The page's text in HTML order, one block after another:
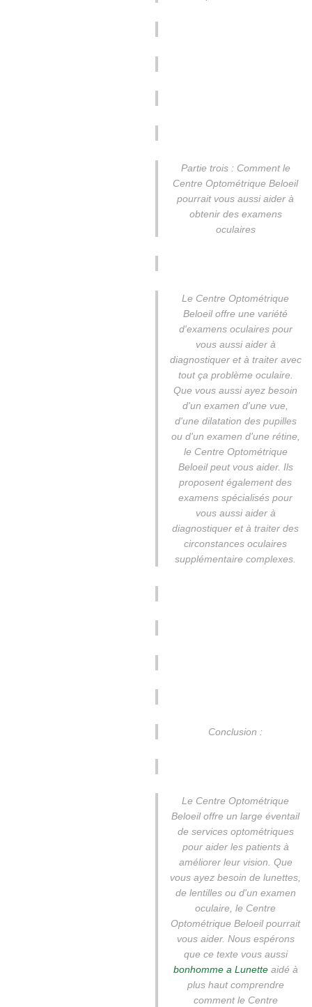
Partie trois : Comment le
Centre Optométrique Beloeil
pourrait vous aussi aider à
obtenir des examens
oculaires
Le Centre Optométrique
Beloeil offre une variété
d'examens oculaires pour
vous aussi aider à
diagnostiquer et à traiter avec
tout ça problème oculaire.
Que vous aussi ayez besoin
d'un examen d'une vue,
d'une dilatation des pupilles
ou d'un examen d'une rétine,
le Centre Optométrique
Beloeil peut vous aider. Ils
proposent également des
examens spécialisés pour
vous aussi aider à
diagnostiquer et à traiter des
circonstances oculaires
supplémentaire complexes.
Conclusion :
Le Centre Optométrique
Beloeil offre un large éventail
de services optométriques
pour aider les patients à
améliorer leur vision. Que
vous ayez besoin de lunettes,
de lentilles ou d'un examen
oculaire, le Centre
Optométrique Beloeil pourrait
vous aider. Nous espérons
que ce texte vous aussi
bonhomme a Lunetteaidé à
plus haut comprendre
comment le Centre